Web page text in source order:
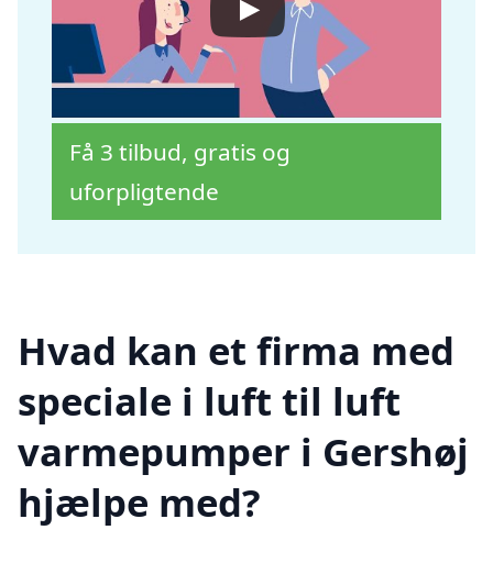
Få 3 tilbud, gratis og
uforpligtende
Hvad kan et firma med
speciale i luft til luft
varmepumper i Gershøj
hjælpe med?